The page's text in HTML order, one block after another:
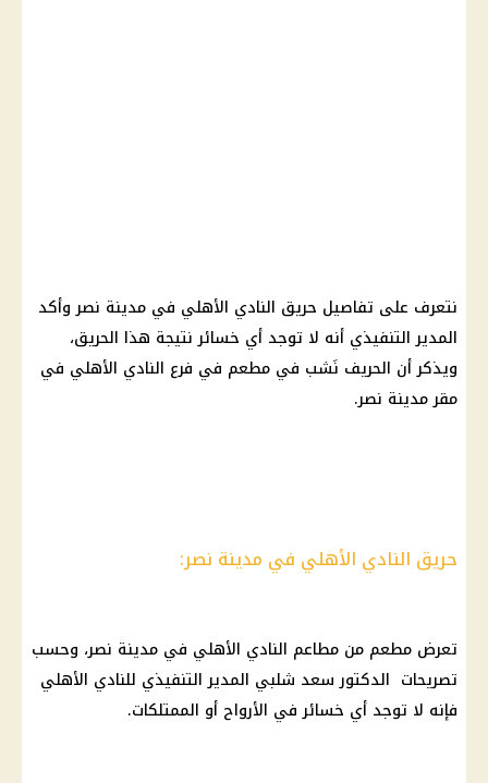
نتعرف على تفاصيل حريق النادي الأهلي في مدينة نصر وأكد
المدير التنفيذي أنه لا توجد أي خسائر نتيجة هذا الحريق،
ويذكر أن الحريف نَشب في مطعم في فرع النادي الأهلي في
مقر مدينة نصر.
حريق النادي الأهلي في مدينة نصر:
تعرض مطعم من مطاعم النادي الأهلي في مدينة نصر، وحسب
تصريحات الدكتور سعد شلبي المدير التنفيذي للنادي الأهلي
فإنه لا توجد أي خسائر في الأرواح أو الممتلكات.